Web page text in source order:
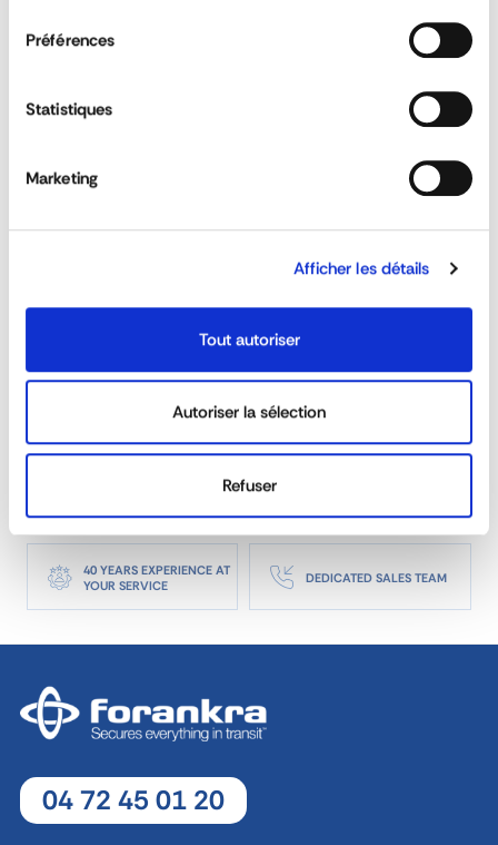
Préférences
Statistiques
Marketing
Afficher les détails
Tout autoriser
Autoriser la sélection
Refuser
QUESTIONS & ANSWERS
Can customised sideboards be ordered?
Is the rancher range suitable for 3T5 and
Is it possible to order made on measure
40 YEARS EXPERIENCE AT
YOUR SERVICE
DEDICATED SALES TEAM
04 72 45 01 20